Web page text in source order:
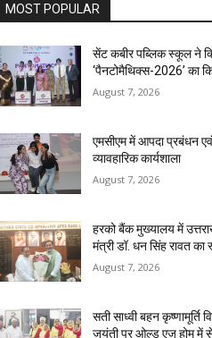
MOST POPULAR
सेंट कबीर पब्लिक स्कूल ने
‘पैनटोमैथिक्स-2026’ का
August 7, 2026
एमसीएम में आपदा प्रबंधन
व्यावहारिक कार्यशाला
August 7, 2026
हरको बैंक मुख्यालय में
मंत्री डॉ. धन सिंह रावत का
August 7, 2026
सती साध्वी बहन कृष्णामूर्ति
जयंती पर ओल्ड एज होम में